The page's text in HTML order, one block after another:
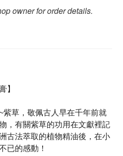
owner for order details.
】
紫草，敬佩古人早在千年前就
，有關紫草的功用在文獻裡記
古法萃取的植物精油後，在小
已的感動！